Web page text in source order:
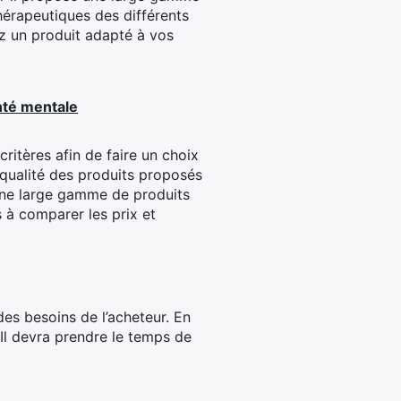
des différents
un produit adapté à vos
mentale
afin de faire un choix
des produits proposés
large gamme de produits
à comparer les prix et
besoins de l’acheteur. En
devra prendre le temps de